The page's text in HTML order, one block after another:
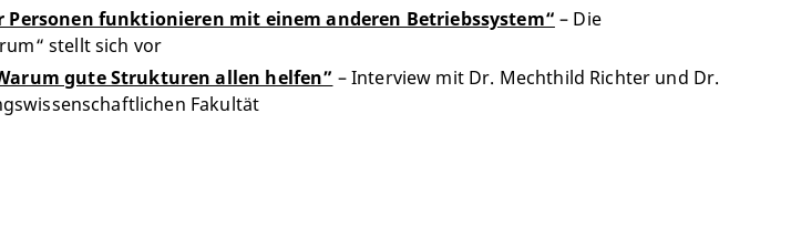
Personen funktionieren mit einem anderen Betriebssystem“ – Die
stellt sich vor
gute Strukturen allen helfen” – Interview mit Dr. Mechthild Richter und Dr.
Fakultät